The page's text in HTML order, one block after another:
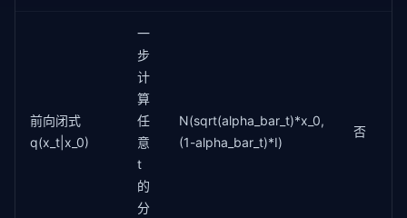
                x = mean
torch
# 训练循环示例
def train_diffusion(model, dataloader, scheduler,
    optimizer =
in
x0 in
            x0 = x0.cuda()
前向闭式
q(x_t|x_0)
一
步
计
算
任
意
t
的
分
N(sqrt(alpha_bar_t)*x_0,
(1-alpha_bar_t)*I)
否